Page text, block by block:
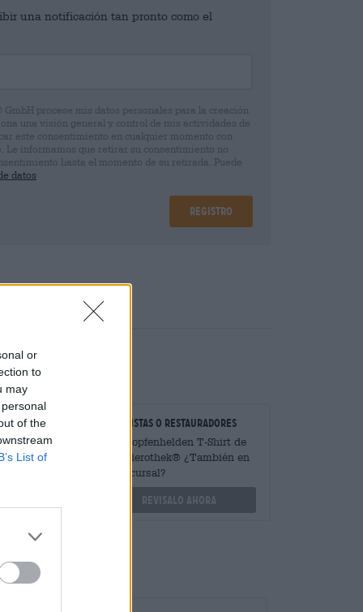
or
to
may
of the
List of
una notificación tan pronto como el
procese mis datos personales para la creación
una visión general y control de mis actividades de
este consentimiento en cualquier momento con
Le informamos que retirar su consentimiento no
hasta el momento de su retirada. Puede
datos
Registro
minoristas o restauradores
Hay Hopfenhelden T-Shirt de
Die Bierothek® ¿También en
mi sucursal?
Revisalo ahora